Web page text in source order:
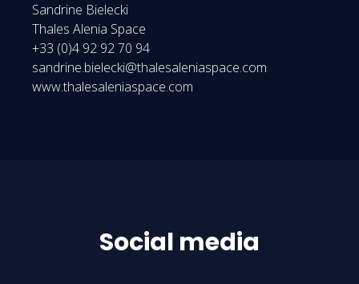
Sandrine Bielecki
Thales Alenia Space
+33 (0)4 92 92 70 94
sandrine.bielecki@thalesaleniaspace.com
www.thalesaleniaspace.com
Social media